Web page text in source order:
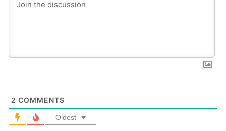
2 COMMENTS
Oldest